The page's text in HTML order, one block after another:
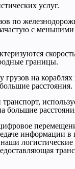
услуг.
по
с
границы.
на
расстояния.
информации